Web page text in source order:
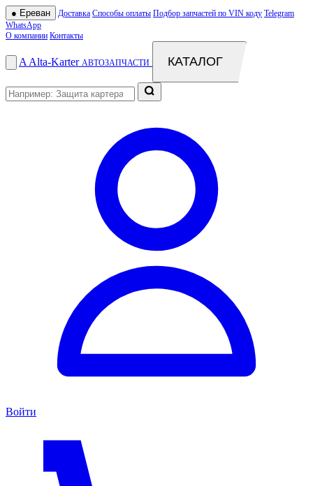
● Ереван Доставка Способы оплаты Подбор запчастей по VIN коду Telegram
WhatsApp
О компании Контакты
A Alta-Karter АВТОЗАПЧАСТИ КАТАЛОГ
Войти